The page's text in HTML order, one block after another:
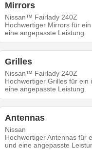
Mirrors
Nissan™ Fairlady 240Z
Hochwertiger Mirrors für
eine angepasste Leistung.
Grilles
Nissan™ Fairlady 240Z
Hochwertiger Grilles für ein
eine angepasste Leistung.
Antennas
Nissan
Hochwertiger Antennas für
und eine angepasste